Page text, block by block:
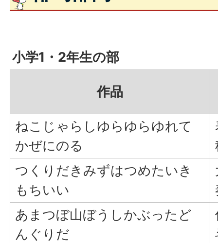
小学1・2年生の部
作品
ねこじゃらしゆらゆらゆれて
かぜにのる
つくりだきみずはつめたいき
もちいい
あまつぼ山ぼうしかぶったど
んぐりだ